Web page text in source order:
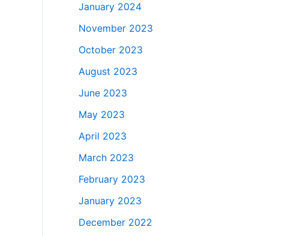
January 2024
November 2023
October 2023
August 2023
June 2023
May 2023
April 2023
March 2023
February 2023
January 2023
December 2022